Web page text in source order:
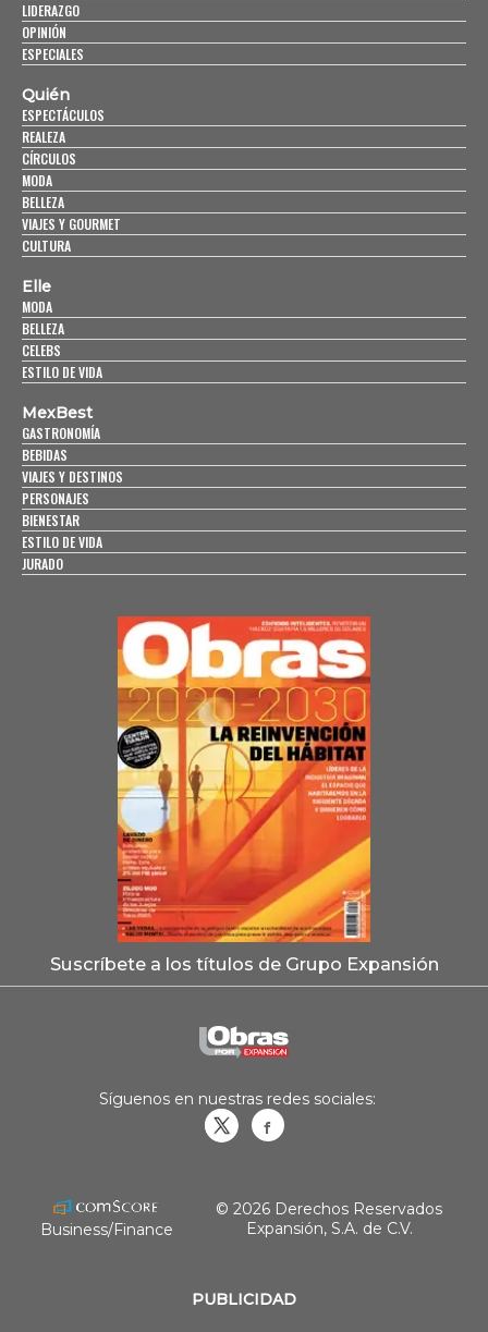
LIDERAZGO
OPINIÓN
ESPECIALES
Quién
ESPECTÁCULOS
REALEZA
CÍRCULOS
MODA
BELLEZA
VIAJES Y GOURMET
CULTURA
Elle
MODA
BELLEZA
CELEBS
ESTILO DE VIDA
MexBest
GASTRONOMÍA
BEBIDAS
VIAJES Y DESTINOS
PERSONAJES
BIENESTAR
ESTILO DE VIDA
JURADO
Suscríbete a los títulos de Grupo Expansión
PUBLICIDAD
Síguenos en nuestras redes sociales:
Business/Finance
© 2026 Derechos Reservados
Expansión, S.A. de C.V.